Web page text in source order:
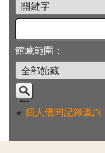
館藏範圍：
★ 個人借閱記錄查詢